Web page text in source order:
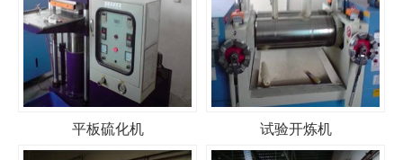
平板硫化机 试验开炼机